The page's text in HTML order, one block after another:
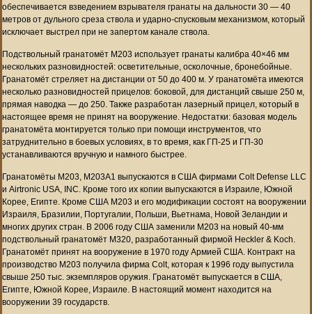
обеспечивается взведением взрывателя гранаты на дальности 30 — 40
метров от дульного среза ствола и ударно-спусковым механизмом, который
исключает выстрел при не запертом канале ствола.
Подствольный гранатомёт M203 использует гранаты калибра 40×46 мм
нескольких разновидностей: осветительные, осколочные, бронебойные.
Гранатомёт стреляет на дистанции от 50 до 400 м. У гранатомёта имеются
несколько разновидностей прицелов: боковой, для дистанций свыше 250 м,
прямая наводка — до 250. Также разработан лазерный прицел, который в
настоящее время не принят на вооружение. Недостатки: базовая модель
гранатомёта монтируется только при помощи инструментов, что
затруднительно в боевых условиях, в то время, как ГП-25 и ГП-30
устанавливаются вручную и намного быстрее.
Гранатомёты М203, М203А1 выпускаются в США фирмами Colt Defense LLC
и Airtronic USA, INC. Кроме того их копии выпускаются в Израиле, Южной
Корее, Египте. Кроме США М203 и его модификации состоят на вооружении
Израиля, Бразилии, Португалии, Польши, Вьетнама, Новой Зеландии и
многих других стран. В 2006 году США заменили М203 на новый 40-мм
подствольный гранатомёт M320, разработанный фирмой Heckler & Koch.
Гранатомёт принят на вооружение в 1970 году Армией США. Контракт на
производство М203 получила фирма Colt, которая к 1996 году выпустила
свыше 250 тыс. экземпляров оружия. Гранатомёт выпускается в США,
Египте, Южной Корее, Израиле. В настоящий момент находится на
вооружении 39 государств.